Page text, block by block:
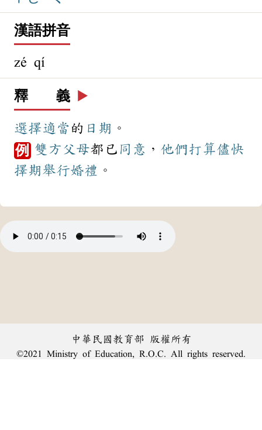
漢語拼音
zé qí
釋 義 ▶️
選擇適當 的 日期 。
例 雙方 父母都已 同意 ， 他們打算儘快
擇期舉行婚禮 。
中華民國教育部 版權所有
©2021 Ministry of Education, R.O.C. All rights reserved.